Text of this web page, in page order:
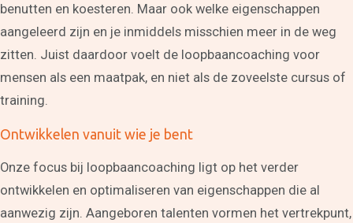
Coaching
Loopbaancoaching
Relatiecoaching
Alkmaar
Teamcoaching
Leren communiceren
Conflictcoaching
benutten en koesteren. Maar ook welke eigenschappen
aangeleerd zijn en je inmiddels misschien meer in de weg
zitten. Juist daardoor voelt de loopbaancoaching voor
mensen als een maatpak, en niet als de zoveelste cursus of
training.
Ontwikkelen vanuit wie je bent
Onze focus bij loopbaancoaching ligt op het verder
ontwikkelen en optimaliseren van eigenschappen die al
aanwezig zijn. Aangeboren talenten vormen het vertrekpunt,